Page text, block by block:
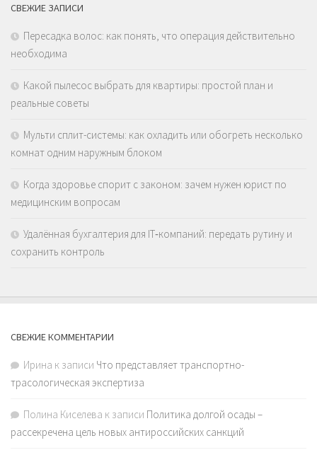
СВЕЖИЕ ЗАПИСИ
Пересадка волос: как понять, что операция действительно
необходима
Какой пылесос выбрать для квартиры: простой план и
реальные советы
Мульти сплит-системы: как охладить или обогреть несколько
комнат одним наружным блоком
Когда здоровье спорит с законом: зачем нужен юрист по
медицинским вопросам
Удалённая бухгалтерия для IT‑компаний: передать рутину и
сохранить контроль
СВЕЖИЕ КОММЕНТАРИИ
Ирина к записи Что представляет транспортно-
трасологическая экспертиза
Полина Киселева к записи Политика долгой осады –
рассекречена цель новых антироссийских санкций